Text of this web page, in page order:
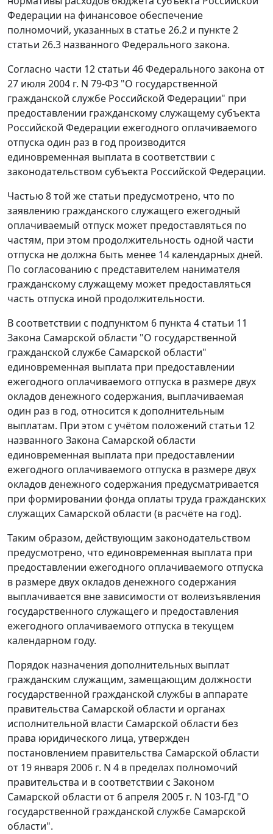
Федерации на финансовое обеспечение
полномочий, указанных в статье 26.2 и пункте 2
статьи 26.3 названного Федерального закона.
Согласно части 12 статьи 46Федерального закона от
27 июля 2004 г. N 79-ФЗ "О государственной
гражданской службе Российской Федерации" при
предоставлении гражданскому служащему субъекта
Российской Федерации ежегодного оплачиваемого
отпуска один раз в год производится
единовременная выплата в соответствии с
законодательством субъекта Российской Федерации.
Частью 8той же статьи предусмотрено, что по
заявлению гражданского служащего ежегодный
оплачиваемый отпуск может предоставляться по
частям, при этом продолжительность одной части
отпуска не должна быть менее 14 календарных дней.
По согласованию с представителем нанимателя
гражданскому служащему может предоставляться
часть отпуска иной продолжительности.
В соответствии с подпунктом 6 пункта 4 статьи 11
Закона Самарской области "О государственной
гражданской службе Самарской области"
единовременная выплата при предоставлении
ежегодного оплачиваемого отпуска в размере двух
окладов денежного содержания, выплачиваемая
один раз в год, относится к дополнительным
выплатам. При этом с учётом положений статьи 12
названного Закона Самарской области
единовременная выплата при предоставлении
ежегодного оплачиваемого отпуска в размере двух
окладов денежного содержания предусматривается
при формировании фонда оплаты труда гражданских
служащих Самарской области (в расчёте на год).
Таким образом, действующим законодательством
предусмотрено, что единовременная выплата при
предоставлении ежегодного оплачиваемого отпуска
в размере двух окладов денежного содержания
выплачивается вне зависимости от волеизъявления
государственного служащего и предоставления
ежегодного оплачиваемого отпуска в текущем
календарном году.
Порядок назначения дополнительных выплат
гражданским служащим, замещающим должности
государственной гражданской службы в аппарате
правительства Самарской области и органах
исполнительной власти Самарской области без
права юридического лица, утвержден
постановлением правительства Самарской области
от 19 января 2006 г. N 4 в пределах полномочий
правительства и в соответствии с Законом
Самарской области от 6 апреля 2005 г. N 103-ГД "О
государственной гражданской службе Самарской
области".